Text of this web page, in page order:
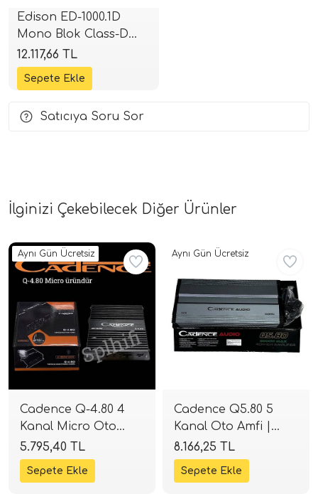
Edison ED-1000.1D
Mono Blok Class-D
Amplifikatör | 1000W
RMS | SPLHIFI
12.117,66 TL
Satıcıya Soru Sor
İlginizi Çekebilecek Diğer Ürünler
Cadence Q-4.80 4
Kanal Micro Oto
Amfi | 4x80W RMS |
SPLHIFI
5.795,40 TL
Aynı Gün Ücretsiz
Cadence Q5.80 5
Kanal Oto Amfi |
4x80W + 1x300W RMS
| SPLHIFI
8.166,25 TL
Aynı Gün Ücretsiz